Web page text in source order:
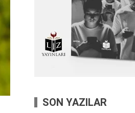
SON YAZILAR